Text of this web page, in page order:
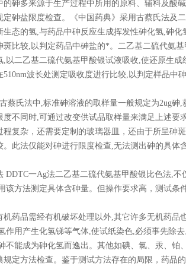
多来源于生产过程中所用的原料、辅料及酸碱
定砷盐限度检查。《中国药典》采用古蔡氏法及
生态的氢,与药品中砷反应生成挥发性砷化氢,砷
斑比较,以判定药品中砷盐的*。二乙基二硫代氨
,以二乙基二硫代氨基甲酸银试液吸收,使还原生
510nm波长处测定吸收度进行比较,以判定样品中
氏法中,标准砷溶液的取样量一般规定为2ug砷,
度不同时,可通过改变供试品取样量来满足上述
程复杂，还需要定制的玻璃器皿，还由于所呈砷
。此法仅能对砷进行限度检查,无法测出砷的具体含
一Ag法二乙基二硫代氨基甲酸银比色法,不
该方法测定具体含砷量。但操作要求高，测试条
品需经有机破坏处理以外,其它许多无机药品
作用产生化氢锑等气体,使试纸染色,必须事先除
不能成为砷化氢而逸出。其他如碘、氯、汞、
规定方法检查。鉴于测试方法存在的局限，药品